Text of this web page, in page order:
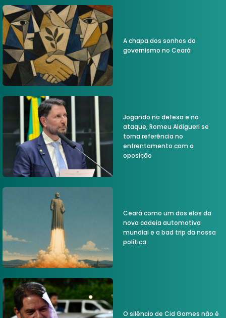
A chapa dos sonhos do
governismo no Ceará
Jogando na defesa e no
ataque, Romeu Aldigueri se
torna referência no
enfrentamento com a
oposição
Ceará como um dos elos da
nova cadeia automotiva
mundial e a bad trip da nossa
política
O silêncio de Cid Gomes não é